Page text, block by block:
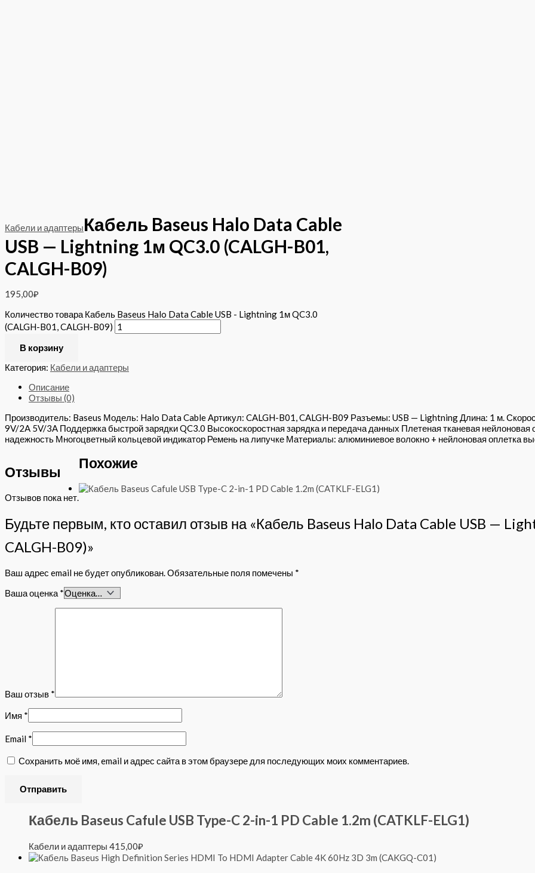
Кабели и адаптерыКабель Baseus Halo Data Cable
USB — Lightning 1м QC3.0 (CALGH-B01,
CALGH-B09)
195,00₽
Количество товара Кабель Baseus Halo Data Cable USB - Lightning 1м QC3.0
(CALGH-B01, CALGH-B09)
В корзину
Категория: Кабели и адаптеры
Описание
Отзывы (0)
Производитель: Baseus Модель: Halo Data Cable Артикул: CALGH-B01, CALGH-B09 Разъемы: USB — Lightning Длина: 1 м.
9V/2A 5V/3A Поддержка быстрой зарядки QC3.0 Высокоскоростная зарядка и передача данных Плетеная тканевая нейлоновая
надежность Многоцветный кольцевой индикатор Ремень на липучке Материалы: алюминиевое волокно + нейлоновая оплетка
Отзывы
Отзывов пока нет.
Будьте первым, кто оставил отзыв на «Кабель Baseus Halo Data Cable USB —
CALGH-B09)»
Ваш адрес email не будет опубликован.Обязательные поля помечены *
Ваша оценка *
Ваш отзыв *
Имя *
Email *
Сохранить моё имя, email и адрес сайта в этом браузере для последующих моих комментариев.
Похожие
Кабель Baseus Cafule USB Type-C 2-in-1 PD Cable 1.2m (CATKLF-ELG1)
Кабели и адаптеры 415,00₽